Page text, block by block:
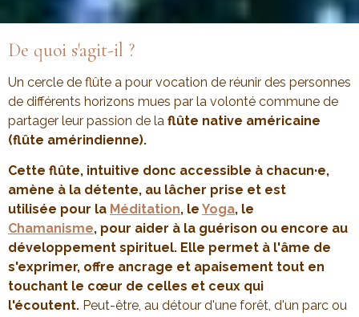
De quoi s'agit-il ?
Un cercle de flûte a pour vocation de réunir des personnes
de différents horizons mues par la volonté commune de
partager leur passion de la flûte native américaine
(flûte amérindienne).
Cette flûte, intuitive donc accessible à chacun·e,
amène à la détente, au lâcher prise et est
utilisée pour la Méditation, le Yoga, le
Chamanisme, pour aider à la guérison ou encore au
développement spirituel. Elle permet à l'âme de
s'exprimer, offre ancrage et apaisement tout en
touchant le cœur de celles et ceux qui
l'écoutent. Peut-être, au détour d'une forêt, d'un parc ou